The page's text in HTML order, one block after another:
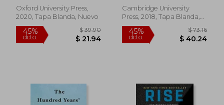
Inglés)
Van Gelder, Geert
Oxford University Press,
2020, Tapa Blanda, Nuevo
Cambridge University
Press, 2018, Tapa Blanda,
Nuevo